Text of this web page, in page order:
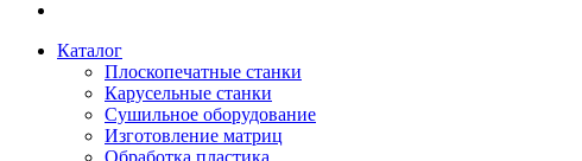
Каталог
Плоскопечатные станки
Карусельные станки
Сушильное оборудование
Изготовление матриц
Обработка пластика